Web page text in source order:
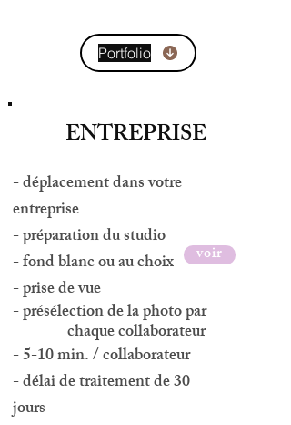
Portfolio
ENTREPRISE
- déplacement dans votre
entreprise
- préparation du studio
- fond blanc ou au choix
- prise de vue
- présélection de la photo par
chaque collaborateur
- 5-10 min. / collaborateur
- délai de traitement de 30
jours
voir